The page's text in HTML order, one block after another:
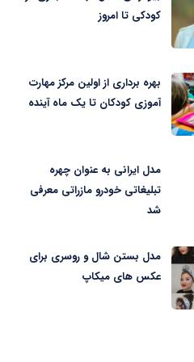
کودکی تا امروز
بهره برداری از اولین مرکز مهارت
آموزی کودکان تا یک ماه آینده
مدل ایرانی به عنوان چهره
تبلیغاتی خودرو مازراتی معرفی
شد
مدل بستن شال و روسری برای
عکس های میکاپ